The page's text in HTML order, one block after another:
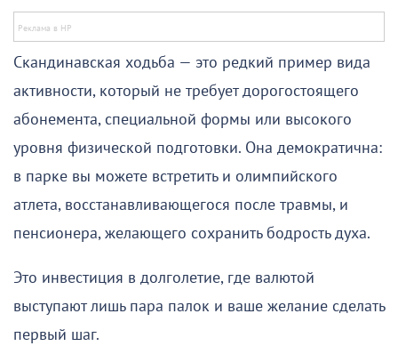
Скандинавская ходьба — это редкий пример вида
активности, который не требует дорогостоящего
абонемента, специальной формы или высокого
уровня физической подготовки. Она демократична:
в парке вы можете встретить и олимпийского
атлета, восстанавливающегося после травмы, и
пенсионера, желающего сохранить бодрость духа.
Это инвестиция в долголетие, где валютой
выступают лишь пара палок и ваше желание сделать
первый шаг.